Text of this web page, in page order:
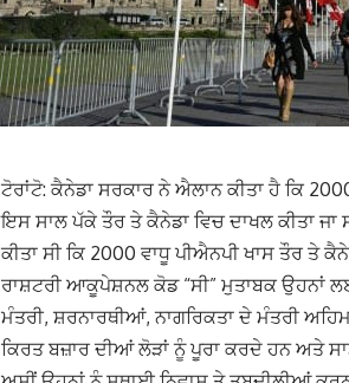
ਟੋਰਾਂਟੋ: ਕੈਨੇਡਾ ਸਰਕਾਰ ਨੇ ਐਲਾਨ ਕੀਤਾ ਹੈ ਕਿ
ਇਸ ਸਾਲ ਪੱਕੇ ਤੌਰ ਤੇ ਕੈਨੇਡਾ ਵਿਚ ਦਾਖਲ ਕੀਤਾ
ਕੀਤਾ ਸੀ ਕਿ 2000 ਵਾਧੂ ਪੀਐਨਪੀ ਖਾਸ ਤੌਰ ਤੇ
ਰਾਸ਼ਟਰੀ ਆਕੂਪੇਸ਼ਨਲ ਕੋਡ “ਸੀ” ਮੁਤਾਬਕ ਉਹਨਾਂ
ਮੰਤਰੀ, ਸ਼ਰਨਾਰਥੀਆਂ, ਨਾਗਰਿਕਤਾ ਦੇ ਮੰਤਰੀ
ਕਿਰਤ ਬਜ਼ਾਰ ਦੀਆਂ ਲੋੜਾਂ ਨੂੰ ਪੂਰਾ ਕਰਦੇ ਹਨ ਅਤੇ